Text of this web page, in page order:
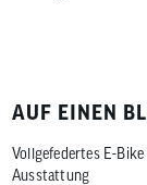
AUF EINEN
Vollgefedertes E-
Ausstattung